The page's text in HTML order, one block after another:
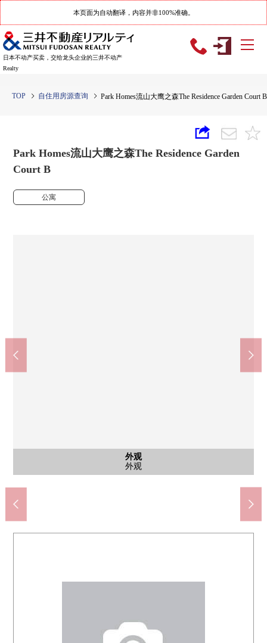
本页面为自动翻译，内容并非100%准确。
日本不动产买卖，交给龙头企业的三井不动产
Realty
TOP 自住用房源查询 Park Homes流山大鹰之森The Residence Garden Court B
Park Homes流山大鹰之森The Residence Garden
Court B
公寓
外观
外观
入口
入口
入口
入口
入口
入口
共有部分
客厅
客厅
厨房
厨房
洗脸
盥洗台
洗脸
盥洗台
公共汽车
公共汽车
公共汽车
公共汽车
厕所
厕所
西式房间
西式房间
西式房间
西式房间
西式房间
阳台
阳台
共有部分
智能快递柜
共有部分
垃圾堆放处、自行车停放处
共有部分
垃圾堆放处
其他当地
名牌
其他当地
外观
外观
外观
外观
外观
外观
外观
外观
外观
外观
外观
外观
外观
Maruetsu流山大鹰之森商店(约270m)
7-Eleven流山大鹰之森站东口店(约280m)
Lawson流山大鹰之森站前店(约340m)
流山市立ogurono森小学(约1520m)
流山市立ogurono森中学校(约1640m)